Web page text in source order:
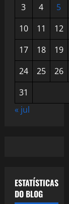
3 4
5
10
11
12
17
18
19
24
25
26
31
« jul
ESTATÍSTICAS
DO BLOG